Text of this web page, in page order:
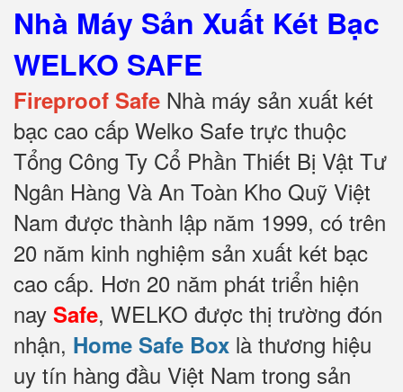
Nhà Máy Sản Xuất Két Bạc
WELKO SAFE
Fireproof Safe Nhà máy sản xuất két
bạc cao cấp Welko Safe trực thuộc
Tổng Công Ty Cổ Phần Thiết Bị Vật Tư
Ngân Hàng Và An Toàn Kho Quỹ Việt
Nam được thành lập năm 1999, có trên
20 năm kinh nghiệm sản xuất két bạc
cao cấp. Hơn 20 năm phát triển hiện
nay Safe, WELKO được thị trường đón
nhận, Home Safe Box là thương hiệu
uy tín hàng đầu Việt Nam trong sản